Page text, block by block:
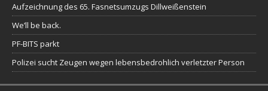
Aufzeichnung des 65. Fasnetsumzugs Dillweißenstein
We’ll be back.
PF-BITS parkt
Polizei sucht Zeugen wegen lebensbedrohlich verletzter Person